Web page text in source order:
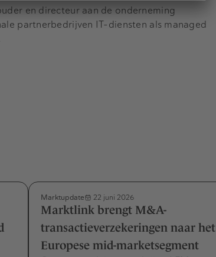
en directeur aan de onderneming
partnerbedrijven IT-diensten als managed
Marktupdate 22 juni 2026
Marktlink brengt M&A-
transactieverzekeringen naar het
Europese mid-marketsegment